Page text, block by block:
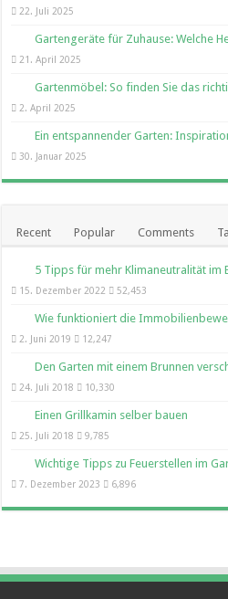
22. Juli 2025
Gartengeräte für Zuhause: Welche
21. April 2025
Gartenmöbel: So finden Sie das
2. April 2025
Ein entspannender Garten:
30. Januar 2025
Recent Popular Comments
5 Tipps für mehr Klimaneutralität im
15. Dezember 2022 52,453
Wie funktioniert die
2. Juni 2019 12,247
Den Garten mit einem Brunnen
24. Juli 2018 10,330
Einen Grillkamin selber bauen
25. Juli 2018 9,785
Wichtige Tipps zu Feuerstellen im
7. Dezember 2023 6,896